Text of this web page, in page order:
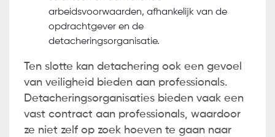
arbeidsvoorwaarden, afhankelijk van de
opdrachtgever en de
detacheringsorganisatie.
Ten slotte kan detachering ook een gevoel
van veiligheid bieden aan professionals.
Detacheringsorganisaties bieden vaak een
vast contract aan professionals, waardoor
ze niet zelf op zoek hoeven te gaan naar